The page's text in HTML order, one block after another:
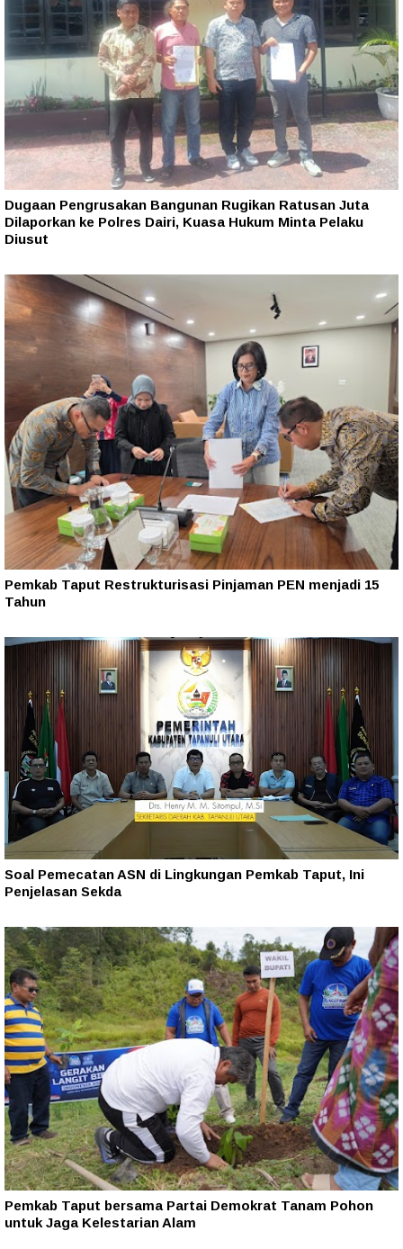
Dugaan Pengrusakan Bangunan Rugikan Ratusan Juta
Dilaporkan ke Polres Dairi, Kuasa Hukum Minta Pelaku
Diusut
Pemkab Taput Restrukturisasi Pinjaman PEN menjadi 15
Tahun‎
Soal Pemecatan ASN di Lingkungan Pemkab Taput, Ini
Penjelasan Sekda
Pemkab Taput bersama Partai Demokrat Tanam Pohon
untuk Jaga Kelestarian Alam